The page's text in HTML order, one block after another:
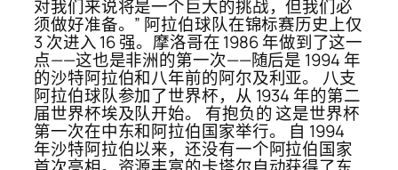
对我们来说将是一个巨大的挑战，但我们必
须做好准备。” 阿拉伯球队在锦标赛历史上仅
3 次进入 16 强。摩洛哥在 1986 年做到了这一
点——这也是非洲的第一次——随后是 1994 年
的沙特阿拉伯和八年前的阿尔及利亚。 八支
阿拉伯球队参加了世界杯，从 1934 年的第二
届世界杯埃及队开始。 有抱负的 这是世界杯
第一次在中东和阿拉伯国家举行。 自 1994
年沙特阿拉伯以来，还没有一个阿拉伯国家